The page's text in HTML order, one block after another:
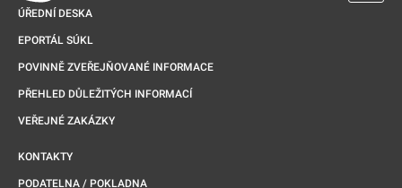
ÚŘEDNÍ DESKA
EPORTÁL SÚKL
POVINNĚ ZVEŘEJŇOVANÉ INFORMACE
PŘEHLED DŮLEŽITÝCH INFORMACÍ
VEŘEJNÉ ZAKÁZKY
KONTAKTY
PODATELNA / POKLADNA